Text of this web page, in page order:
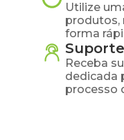
Utilize
produtos,
forma
Receba
dedicada
processo